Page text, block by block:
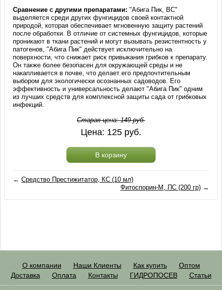
Сравнение с другими препаратами: "Абига Пик, ВС"
выделяется среди других фунгицидов своей контактной
природой, которая обеспечивает мгновенную защиту растений
после обработки. В отличие от системных фунгицидов, которые
проникают в ткани растений и могут вызывать резистентность у
патогенов, "Абига Пик" действует исключительно на
поверхности, что снижает риск привыкания грибков к препарату.
Он также более безопасен для окружающей среды и не
накапливается в почве, что делает его предпочтительным
выбором для экологически осознанных садоводов. Его
эффективность и универсальность делают "Абига Пик" одним
из лучших средств для комплексной защиты сада от грибковых
инфекций.
Старая цена:149руб.
Цена: 125 руб.
В корзину
←Средство Престижитатор, КС (10 мл)
Фитоспорин-М, ПС (200 гр)→
О компании Наши Клиенты Как купить
Оптом
Доставка
Оплата Контакты ГИДРОПОСЕВ Статьи